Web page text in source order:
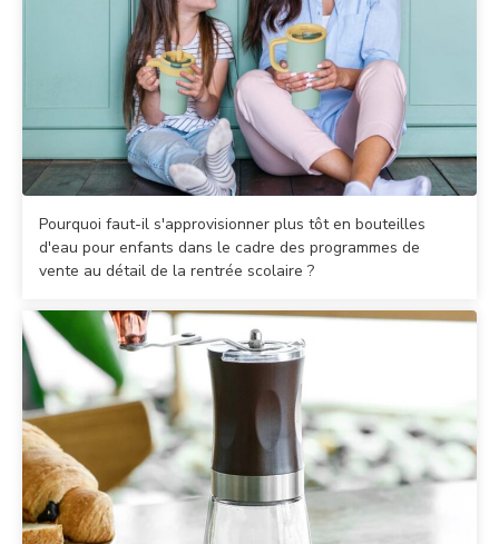
Pourquoi faut-il s'approvisionner plus tôt en bouteilles
d'eau pour enfants dans le cadre des programmes de
vente au détail de la rentrée scolaire ?